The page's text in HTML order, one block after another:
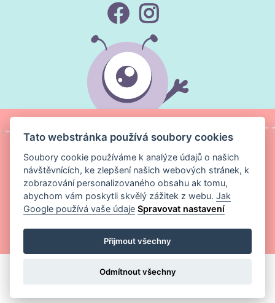
VLOŽIT DO KOŠÍKU
2026 Všechna práva vyhrazena
Tato webstránka používá soubory cookies
Soubory cookie používáme k analýze údajů o našich
návštěvnících, ke zlepšení našich webových stránek, k
zobrazování personalizovaného obsahu ak tomu,
abychom vám poskytli skvělý zážitek z webu.Jak
Google používá vaše údaje Spravovat nastavení
Přijmout všechny
Odmítnout všechny